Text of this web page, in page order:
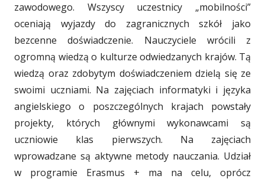
zawodowego. Wszyscy uczestnicy „mobilności”
oceniają wyjazdy do zagranicznych szkół jako
bezcenne doświadczenie. Nauczyciele wrócili z
ogromną wiedzą o kulturze odwiedzanych krajów. Tą
wiedzą oraz zdobytym doświadczeniem dzielą się ze
swoimi uczniami. Na zajęciach informatyki i języka
angielskiego o poszczególnych krajach powstały
projekty, których głównymi wykonawcami są
uczniowie klas pierwszych. Na zajęciach
wprowadzane są aktywne metody nauczania. Udział
w programie Erasmus + ma na celu, oprócz